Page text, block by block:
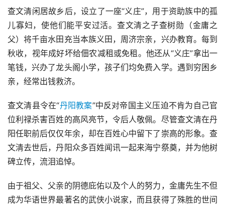
查文清闲居故乡后，设立了一座“义庄”，用于资助族中的孤
儿寡妇，使他们能平安过活。查文清之子查树勋（金庸之
父）将千亩水田充当本族义田，周济宗亲，兴办教育。每到
秋收，视年成好坏给佃农减租或免租。他还从“义庄”拿出一
笔钱，兴办了龙头阁小学，孩子们均免费入学。遇到穷困乡
亲，经常出钱救济。
查文清县令在“丹阳教案”中反对帝国主义压迫不肯为自己官
位利禄杀害百姓的高风亮节，令后人敬佩。尽管查文清在丹
阳任职前后仅仅年余，却在百姓心中留下了崇高的形象。查
文清去世后，丹阳众多百姓闻讯一起来海宁祭奠，并为他树
碑立传，流泪追悼。
由于祖父、父亲的阴德庇佑以及个人的努力，金庸先生不但
成为华语世界最著名的武侠小说家，而且获得了殊胜的世间